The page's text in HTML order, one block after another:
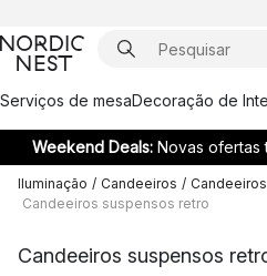
Serviços de mesaDecoração de
Weekend Deals: Novas ofertas
Iluminação / Candeeiros /
Candeeiros suspensos retro
Candeeiros suspensos